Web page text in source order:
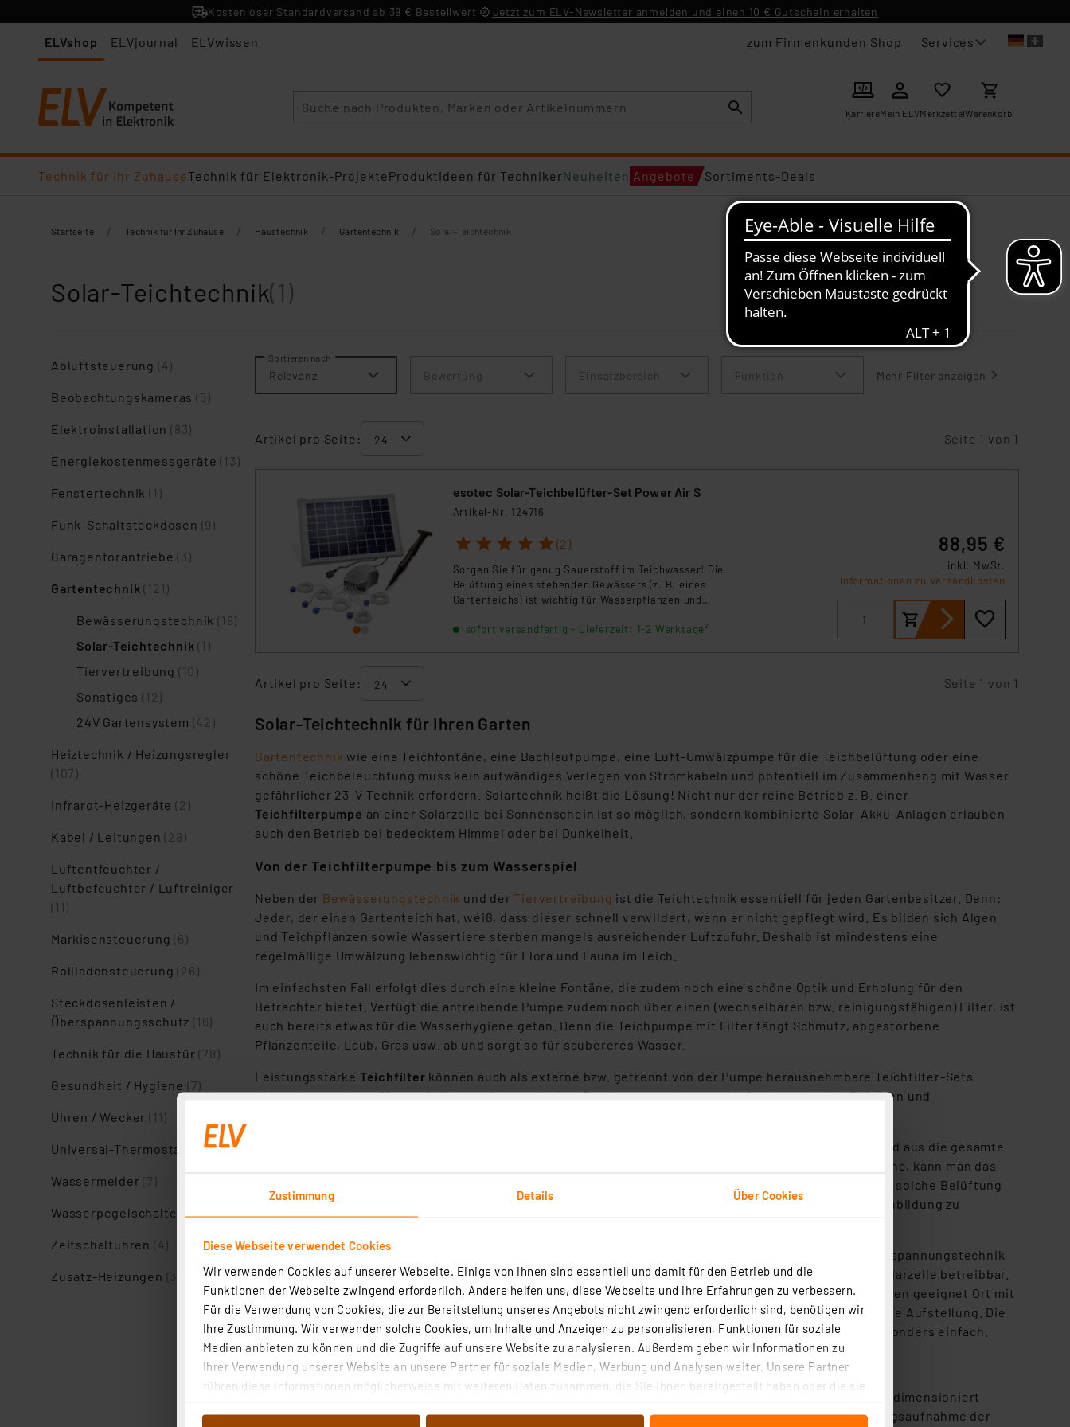
Zustimmung Details Über Cookies
Diese Webseite verwendet Cookies
Wir verwenden Cookies auf unserer Webseite. Einige von ihnen sind essentiell und damit für den Betrieb und die
Funktionen der Webseite zwingend erforderlich. Andere helfen uns, diese Webseite und ihre Erfahrungen zu verbessern.
Für die Verwendung von Cookies, die zur Bereitstellung unseres Angebots nicht zwingend erforderlich sind, benötigen wir
Ihre Zustimmung. Wir verwenden solche Cookies, um Inhalte und Anzeigen zu personalisieren, Funktionen für soziale
Medien anbieten zu können und die Zugriffe auf unsere Website zu analysieren. Außerdem geben wir Informationen zu
Ihrer Verwendung unserer Website an unsere Partner für soziale Medien, Werbung und Analysen weiter. Unsere Partner
führen diese Informationen möglicherweise mit weiteren Daten zusammen, die Sie ihnen bereitgestellt haben oder die sie
Kostenloser Standardversand ab 39 € Bestellwert Jetzt zum ELV-Newsletter anmelden und einen 10 € Gutschein erhalten
ELVshop ELVjournal ELVwissen zum Firmenkunden Shop Services
KarriereMein ELVMerkzettelWarenkorb
Technik für Ihr ZuhauseTechnik für Elektronik-ProjekteProduktideen für TechnikerNeuheiten Angebote Sortiments-Deals
Startseite / Technik für Ihr Zuhause / Haustechnik / Gartentechnik / Solar-Teichtechnik
Solar-Teichtechnik(1)
Abluftsteuerung (4)
Beobachtungskameras(5)
Elektroinstallation(83)
Energiekostenmessgeräte(13)
Fenstertechnik(1)
Funk-Schaltsteckdosen (9)
Garagentorantriebe(3)
Gartentechnik(121)
Bewässerungstechnik(18)
Solar-Teichtechnik(1)
Tiervertreibung (10)
Sonstiges(12)
24V Gartensystem (42)
Heiztechnik / Heizungsregler
(107)
Infrarot-Heizgeräte(2)
Kabel / Leitungen(28)
Luftentfeuchter /
Luftbefeuchter / Luftreiniger
(11)
Markisensteuerung(6)
Rollladensteuerung(26)
Steckdosenleisten /
Überspannungsschutz(16)
Technik für die Haustür(78)
Gesundheit / Hygiene (7)
Uhren / Wecker(11)
Universal-Thermostate (5)
Wassermelder(7)
Wasserpegelschalter(4)
Zeitschaltuhren (4)
Zusatz-Heizungen (3)
Sortieren nach
Relevanz Bewertung Einsatzbereich Funktion Mehr Filter anzeigen
Artikel pro Seite: Seite 1 von 1
esotec Solar-Teichbelüfter-Set Power Air S
Artikel-Nr. 124716
1 2 3 4 5 (2)
Sorgen Sie für genug Sauerstoff im Teichwasser! Die
Belüftung eines stehenden Gewässers (z. B. eines
Gartenteichs) ist wichtig für Wasserpflanzen und
sofort versandfertig - Lieferzeit: 1-2 Werktage²
88,95 €
inkl. MwSt.
Informationen zu Versandkosten
Artikel pro Seite: Seite 1 von 1
Solar-Teichtechnik für Ihren Garten
Gartentechnik wie eine Teichfontäne, eine Bachlaufpumpe, eine Luft-Umwälzpumpe für die Teichbelüftung oder eine
schöne Teichbeleuchtung muss kein aufwändiges Verlegen von Stromkabeln und potentiell im Zusammenhang mit Wasser
gefährlicher 23-V-Technik erfordern. Solartechnik heißt die Lösung! Nicht nur der reine Betrieb z. B. einer
Teichfilterpumpe an einer Solarzelle bei Sonnenschein ist so möglich, sondern kombinierte Solar-Akku-Anlagen erlauben
auch den Betrieb bei bedecktem Himmel oder bei Dunkelheit.
Von der Teichfilterpumpe bis zum Wasserspiel
Neben der Bewässerungstechnik und der Tiervertreibung ist die Teichtechnik essentiell für jeden Gartenbesitzer. Denn:
Jeder, der einen Gartenteich hat, weiß, dass dieser schnell verwildert, wenn er nicht gepflegt wird. Es bilden sich Algen
und Teichpflanzen sowie Wassertiere sterben mangels ausreichender Luftzufuhr. Deshalb ist mindestens eine
regelmäßige Umwälzung lebenswichtig für Flora und Fauna im Teich.
Im einfachsten Fall erfolgt dies durch eine kleine Fontäne, die zudem noch eine schöne Optik und Erholung für den
Betrachter bietet. Verfügt die antreibende Pumpe zudem noch über einen (wechselbaren bzw. reinigungsfähigen) Filter, ist
auch bereits etwas für die Wasserhygiene getan. Denn die Teichpumpe mit Filter fängt Schmutz, abgestorbene
Pflanzenteile, Laub, Gras usw. ab und sorgt so für saubereres Wasser.
Leistungsstarke Teichfilter können auch als externe bzw. getrennt von der Pumpe herausnehmbare Teichfilter-Sets
eingesetzt werden. Sie ermöglichen nicht nur hohen Durchsatz, sondern vereinfachen auch das Reinigen und
, die Luft durch feinporige Sprudelsteine pumpt und so vom Grund aus die gesamte
Wassertiefe bis zur Oberfläche durchlüftet. Verfügt der Teichbelüfter über mehrere dieser Sprudelsteine, kann man das
gesamte Volumen des Teiches gleichmäßig belüften. Auch für Wasserpflanzen und Wassertiere ist eine solche Belüftung
enorm wichtig – sie hält das Wasser wasserstoffreich und sorgt für Bewegung im Wasser, um z. B. Algenbildung zu
behindern.
All dieseSolar-Teichpumpen
, Solar-Teichbelüfter oder Solar-Teichfilter können in ungefährlicher Kleinspannungstechnik
wie dem 12- oder 24-V-Betrieb ausgeführt werden und sind so direkt oder über einen Akku mit einer Solarzelle betreibbar.
Dies platziert man ausgerichtet zur Sonne in Teichnähe oder über Kabelverlängerungen an einem anderen geeignet Ort mit
maximaler Sonneneinstrahlung. Mitgelieferte Erdspieße und andere Befestigungen erleichtern dabei die Aufstellung. Die
Verkabelung ist durch standardisierte, verwechslungssichere und wetterfeste Steckverbindungen besonders einfach.
Technik genau nach Bedarf
entsprechend des Bedarfs dimensioniert
werden. Eckwerte sind dabei die Förderleistung, die gewünschte Pumphöhe und die benötigte Leistungsaufnahme der